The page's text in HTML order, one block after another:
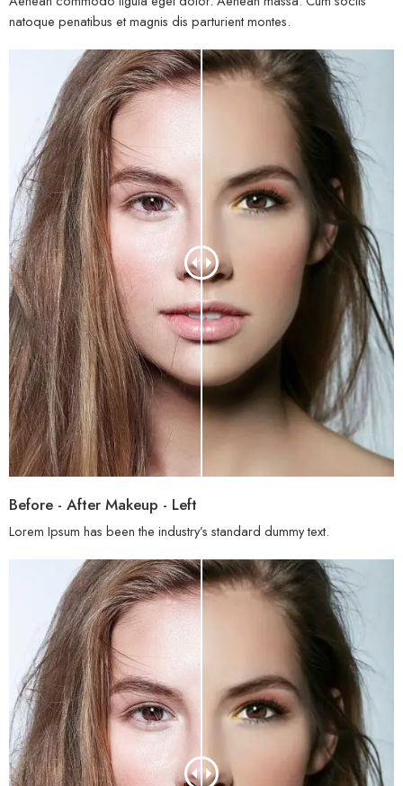
natoque penatibus et magnis dis parturient montes.
Before - After Makeup - Left
Lorem Ipsum has been the industry’s standard dummy text.